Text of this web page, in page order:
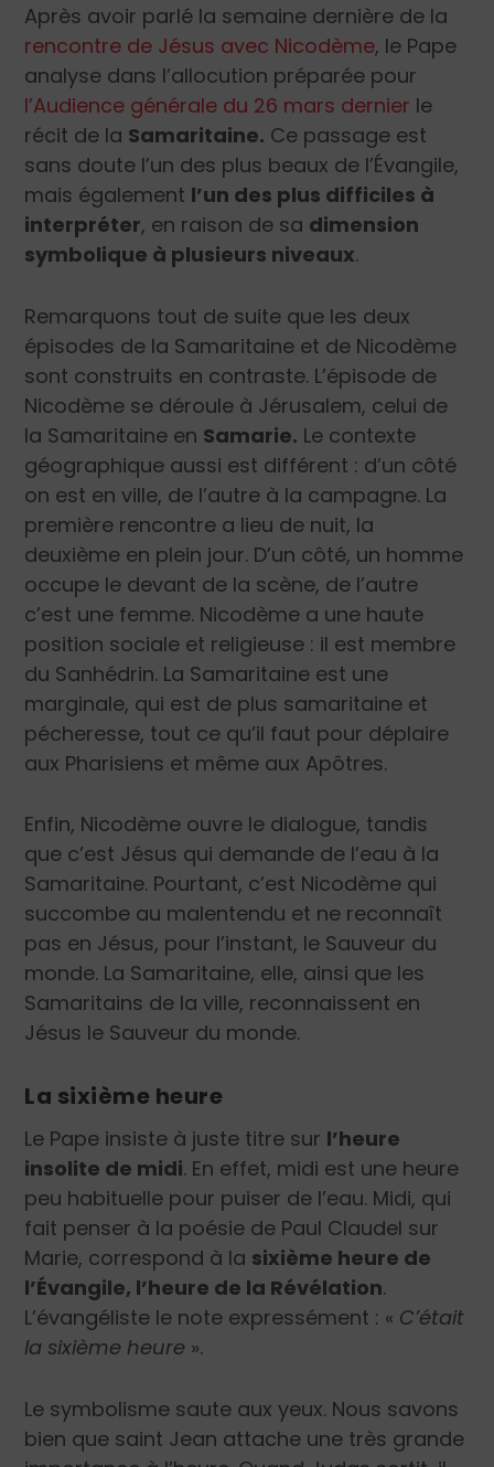
Après avoir parlé la semaine dernière de la
rencontre de Jésus avec Nicodème, le Pape
analyse dans l’allocution préparée pour
l’Audience générale du 26 mars dernier le
récit de la Samaritaine. Ce passage est
sans doute l’un des plus beaux de l’Évangile,
mais également l’un des plus difficiles à
interpréter, en raison de sa dimension
symbolique à plusieurs niveaux.
Remarquons tout de suite que les deux
épisodes de la Samaritaine et de Nicodème
sont construits en contraste. L’épisode de
Nicodème se déroule à Jérusalem, celui de
la Samaritaine en Samarie. Le contexte
géographique aussi est différent : d’un côté
on est en ville, de l’autre à la campagne. La
première rencontre a lieu de nuit, la
deuxième en plein jour. D’un côté, un homme
occupe le devant de la scène, de l’autre
c’est une femme. Nicodème a une haute
position sociale et religieuse : il est membre
du Sanhédrin. La Samaritaine est une
marginale, qui est de plus samaritaine et
pécheresse, tout ce qu’il faut pour déplaire
aux Pharisiens et même aux Apôtres.
Enfin, Nicodème ouvre le dialogue, tandis
que c’est Jésus qui demande de l’eau à la
Samaritaine. Pourtant, c’est Nicodème qui
succombe au malentendu et ne reconnaît
pas en Jésus, pour l’instant, le Sauveur du
monde. La Samaritaine, elle, ainsi que les
Samaritains de la ville, reconnaissent en
Jésus le Sauveur du monde.
La sixième heure
Le Pape insiste à juste titre sur l’heure
insolite de midi. En effet, midi est une heure
peu habituelle pour puiser de l’eau. Midi, qui
fait penser à la poésie de Paul Claudel sur
Marie, correspond à la sixième heure de
l’Évangile, l’heure de la Révélation.
L’évangéliste le note expressément : « C’était
la sixième heure ».
Le symbolisme saute aux yeux. Nous savons
bien que saint Jean attache une très grande